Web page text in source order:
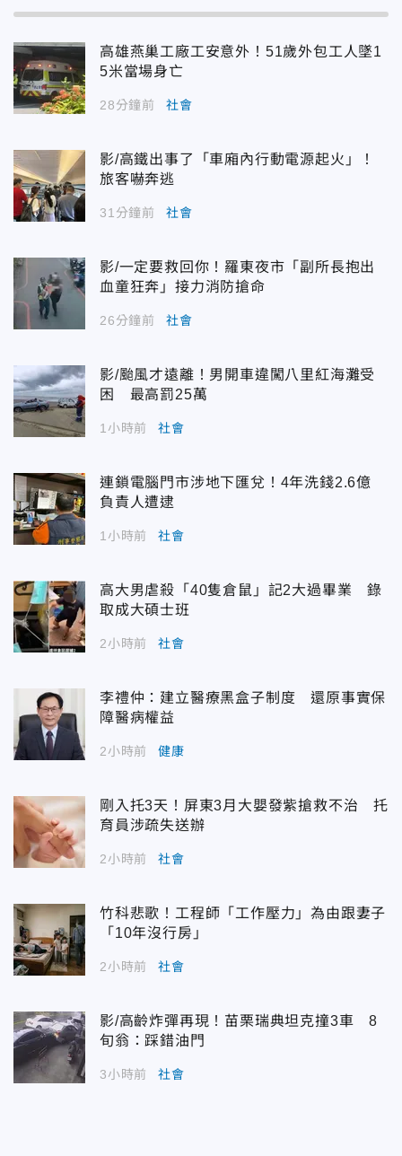
高雄燕巢工廠工安意外！51歲外包工人墜1
5米當場身亡
28分鐘前 社會
影/高鐵出事了「車廂內行動電源起火」！
旅客嚇奔逃
31分鐘前 社會
影/一定要救回你！羅東夜市「副所長抱出
血童狂奔」接力消防搶命
26分鐘前 社會
影/颱風才遠離！男開車違闖八里紅海灘受
困 最高罰25萬
1小時前 社會
連鎖電腦門市涉地下匯兌！4年洗錢2.6億
負責人遭逮
1小時前 社會
高大男虐殺「40隻倉鼠」記2大過畢業 錄
取成大碩士班
2小時前 社會
李禮仲：建立醫療黑盒子制度 還原事實保
障醫病權益
2小時前 健康
剛入托3天！屏東3月大嬰發紫搶救不治 托
育員涉疏失送辦
2小時前 社會
竹科悲歌！工程師「工作壓力」為由跟妻子
「10年沒行房」
2小時前 社會
影/高齡炸彈再現！苗栗瑞典坦克撞3車 8
旬翁：踩錯油門
3小時前 社會